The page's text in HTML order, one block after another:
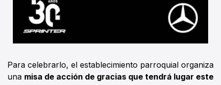
Para celebrarlo, el establecimiento parroquial organiza
una misa de acción de gracias que tendrá lugar este